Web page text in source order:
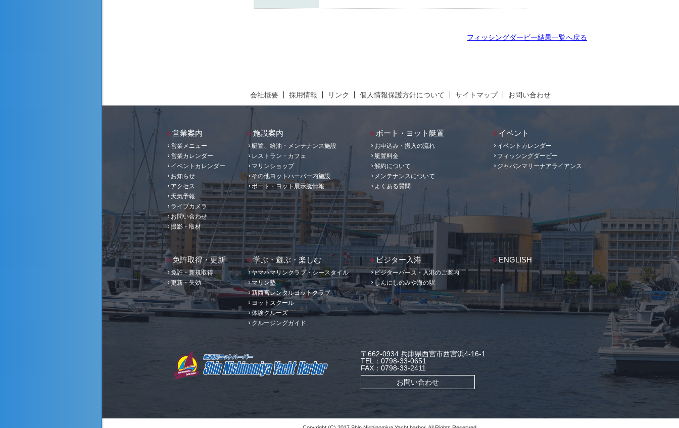
フィッシングダービー結果一覧へ戻る
会社概要 採用情報 リンク 個人情報保護方針について サイトマップ お問い合わせ
営業案内
営業メニュー
営業カレンダー
イベントカレンダー
お知らせ
アクセス
天気予報
ライブカメラ
お問い合わせ
撮影・取材
施設案内
艇置、給油・メンテナンス施設
レストラン・カフェ
マリンショップ
その他ヨットハーバー内施設
ボート・ヨット展示艇情報
ボート・ヨット艇置
お申込み・搬入の流れ
艇置料金
解約について
メンテナンスについて
よくある質問
イベント
イベントカレンダー
フィッシングダービー
ジャパンマリーナアライアンス
免許取得・更新
免許・新規取得
更新・失効
学ぶ・遊ぶ・楽しむ
ヤマハマリンクラブ・シースタイル
マリン塾
新西宮レンタルヨットクラブ
ヨットスクール
体験クルーズ
クルージングガイド
ビジター入港
ビジターバース・入港のご案内
しんにしのみや海の駅
ENGLISH
〒662-0934 兵庫県西宮市西宮浜4-16-1
TEL：0798-33-0651
FAX：0798-33-2411
お問い合わせ